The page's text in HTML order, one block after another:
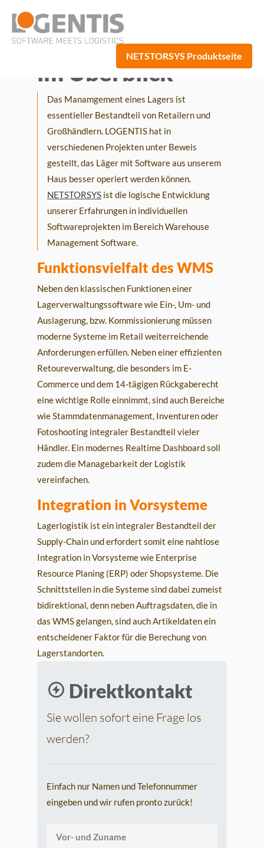
NETSTORSYS Produktseite
im Überblick
Das Manamgement eines Lagers ist
essentieller Bestandteil von Retailern und
Großhändlern. LOGENTIS hat in
verschiedenen Projekten unter Beweis
gestellt, das Läger mit Software aus unserem
Haus besser operiert werden können.
NETSTORSYS ist die logische Entwicklung
unserer Erfahrungen in individuellen
Softwareprojekten im Bereich Warehouse
Management Software.
Funktionsvielfalt des WMS
Neben den klassischen Funktionen einer
Lagerverwaltungssoftware wie Ein-, Um- und
Auslagerung, bzw. Kommissionierung müssen
moderne Systeme im Retail weiterreichende
Anforderungen erfüllen. Neben einer effizienten
Retoureverwaltung, die besonders im E-
Commerce und dem 14-tägigen Rückgaberecht
eine wichtige Rolle einnimmt, sind auch Bereiche
wie Stammdatenmanagement, Inventuren oder
Fotoshooting integraler Bestandteil vieler
Händler. Ein modernes Realtime Dashboard soll
zudem die Managebarkeit der Logistik
vereinfachen.
Integration in Vorsysteme
Lagerlogistik ist ein integraler Bestandteil der
Supply-Chain und erfordert somit eine nahtlose
Integration in Vorsysteme wie Enterprise
Resource Planing (ERP) oder Shopsysteme. Die
Schnittstellen in die Systeme sind dabei zumeist
bidirektional, denn neben Auftragsdaten, die in
das WMS gelangen, sind auch Artikeldaten ein
entscheidener Faktor für die Berechung von
Lagerstandorten.
Direktkontakt
Sie wollen sofort eine Frage los
werden?
Einfach nur Namen und Telefonnummer
eingeben und wir rufen pronto zurück!